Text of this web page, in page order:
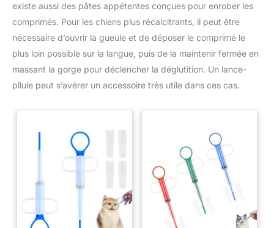
existe aussi des pâtes appétentes conçues pour enrober les
comprimés. Pour les chiens plus récalcitrants, il peut être
nécessaire d’ouvrir la gueule et de déposer le comprimé le
plus loin possible sur la langue, puis de la maintenir fermée en
massant la gorge pour déclencher la déglutition. Un lance-
pilule peut s’avérer un accessoire très utile dans ces cas.